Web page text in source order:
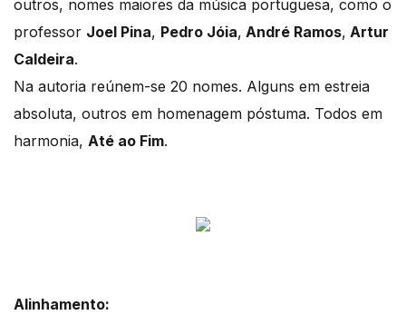
outros, nomes maiores da música portuguesa, como o
professor Joel Pina, Pedro Jóia, André Ramos, Artur
Caldeira.
Na autoria reúnem-se 20 nomes. Alguns em estreia
absoluta, outros em homenagem póstuma. Todos em
harmonia, Até ao Fim.
Alinhamento: